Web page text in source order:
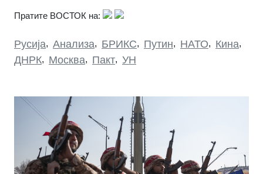
Пратите ВОСТОК на:
Русија, Анализа, БРИКС, Путин, НАТО, Кина,
ДНРК, Москва, Пакт, УН